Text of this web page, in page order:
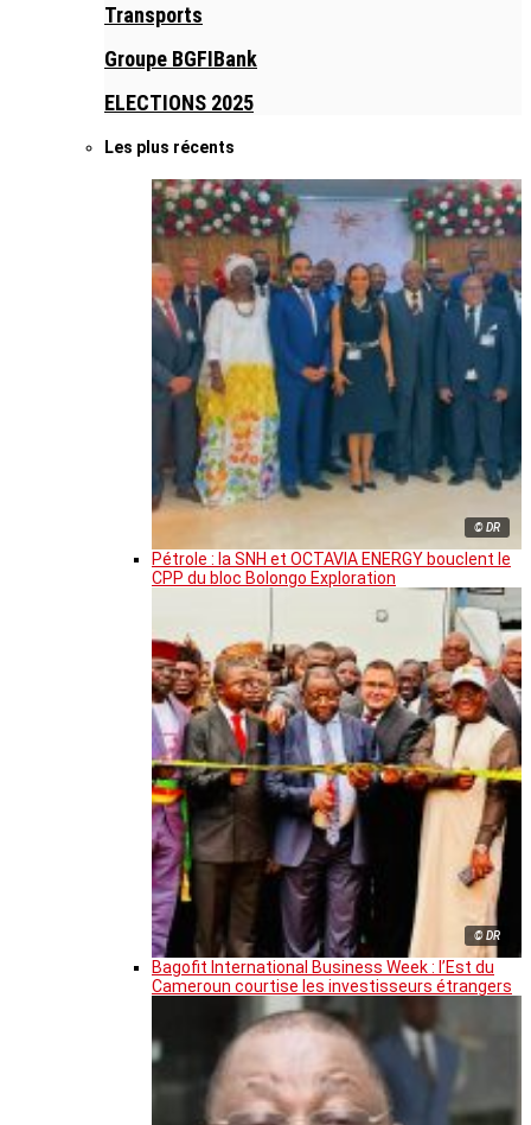
Transports
Groupe BGFIBank
ELECTIONS 2025
Les plus récents
© DR
Pétrole : la SNH et OCTAVIA ENERGY bouclent le
CPP du bloc Bolongo Exploration
© DR
Bagofit International Business Week : l’Est du
Cameroun courtise les investisseurs étrangers